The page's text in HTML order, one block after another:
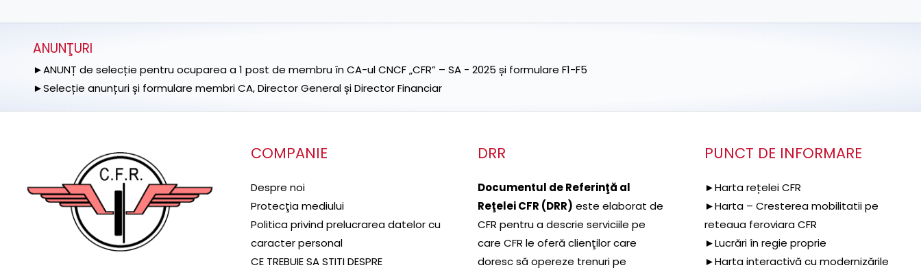
ANUNŢURI
►ANUNȚ de selecție pentru ocuparea a 1 post de membru în CA-ul CNCF „CFR” – SA - 2025 și formulare F1-F5
►Selecție anunțuri și formulare membri CA, Director General și Director Financiar
COMPANIE
Despre noi
Protecţia mediului
Politica privind prelucrarea datelor cu
caracter personal
CE TREBUIE SA STITI DESPRE
DRR
Documentul de Referinţă al
Reţelei CFR (DRR) este elaborat de
CFR pentru a descrie serviciile pe
care CFR le oferă clienţilor care
doresc să opereze trenuri pe
PUNCT DE INFORMARE
►Harta rețelei CFR
►Harta – Cresterea mobilitatii pe
reteaua feroviara CFR
►Lucrări în regie proprie
►Harta interactivă cu modernizările